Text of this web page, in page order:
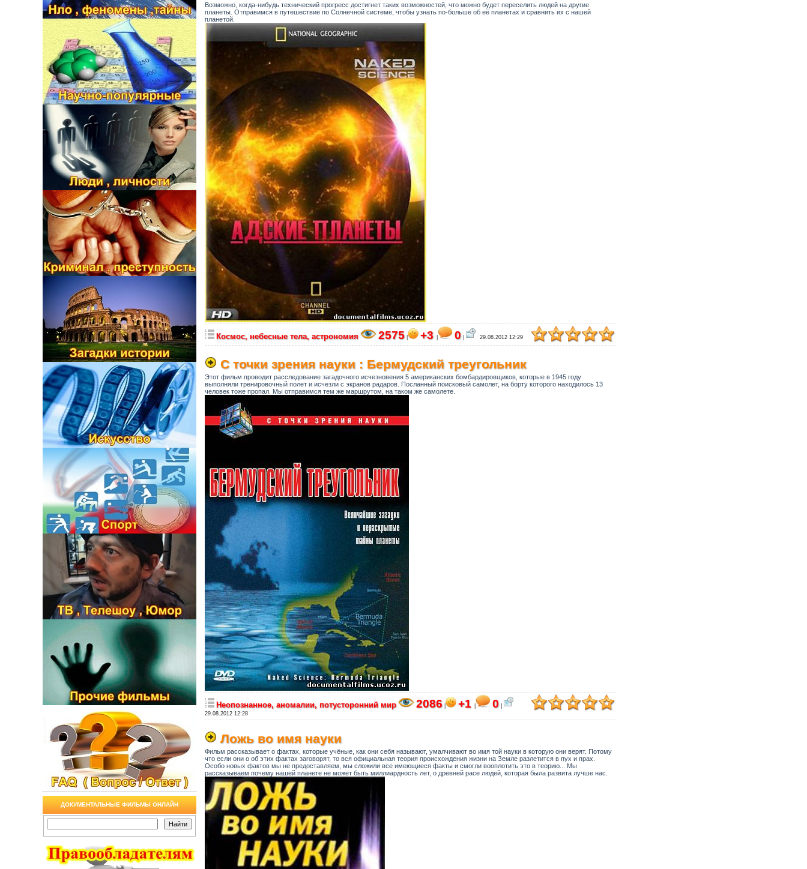
ДОКУМЕНТАЛЬНЫЕ ФИЛЬМЫ ОНЛАЙН
Возможно, когда-нибудь технический прогресс достигнет таких возможностей, что можно будет переселить людей на другие
планеты. Отправимся в путешествие по Солнечной системе, чтобы узнать по-больше об её планетах и сравнить их с нашей
планетой.
Космос, небесные тела, астрономия 2575 +3 0 29.08.2012 12:29
С точки зрения науки : Бермудский треугольник
Этот фильм проводит расследование загадочного исчезновения 5 американских бомбардировщиков, которые в 1945 году
выполняли тренировочный полет и исчезли с экранов радаров. Посланный поисковый самолет, на борту которого находилось 13
человек тоже пропал. Мы отправимся тем же маршрутом, на таком же самолете.
Неопознанное, аномалии, потусторонний мир 2086 +1 0
29.08.2012 12:28
Ложь во имя науки
Фильм рассказывает о фактах, которые учёные, как они себя называют, умалчивают во имя той науки в которую они верят. Потому
что если они о об этих фактах заговорят, то вся официальная теория происхождения жизни на Земле разлетится в пух и прах.
Особо новых фактов мы не предоставляем, мы сложили все имеющиеся факты и смогли вооплотить это в теорию... Мы
рассказываем почему нашей планете не может быть миллиардность лет, о древней расе людей, которая была развита лучше нас.